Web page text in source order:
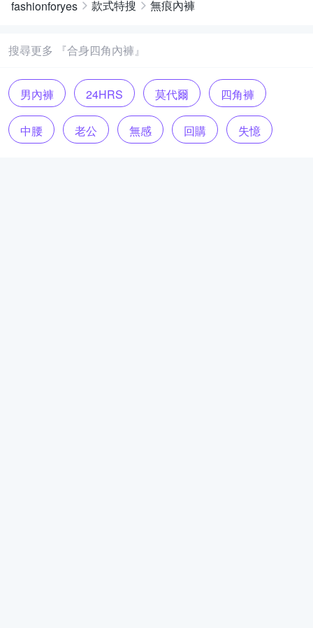
fashionforyes 款式特搜 無痕內褲
搜尋更多 『合身四角內褲』
男內褲 24HRS 莫代爾 四角褲
中腰 老公 無感 回購 失憶